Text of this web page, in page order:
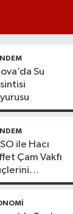
Su
ile Hacı
Çam Vakfı